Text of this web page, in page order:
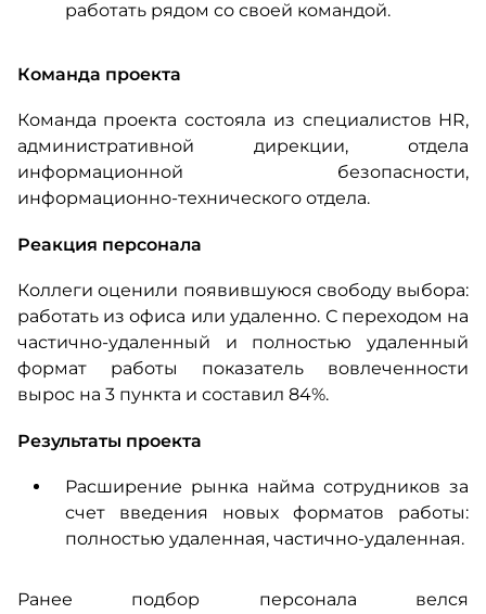
работать рядом со своей командой.
Команда проекта
Команда проекта состояла из специалистов HR,
административной дирекции, отдела
информационной безопасности,
информационно-технического отдела.
Реакция персонала
Коллеги оценили появившуюся свободу выбора:
работать из офиса или удаленно. С переходом на
частично-удаленный и полностью удаленный
формат работы показатель вовлеченности
вырос на 3 пункта и составил 84%.
Результаты проекта
Расширение рынка найма сотрудников за
счет введения новых форматов работы:
полностью удаленная, частично-удаленная.
Ранее подбор персонала велся